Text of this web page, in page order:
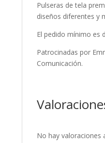
Pulseras de tela
diseños diferentes y
El pedido mínimo es
Patrocinadas por
Comunicación.
No hay valoraciones